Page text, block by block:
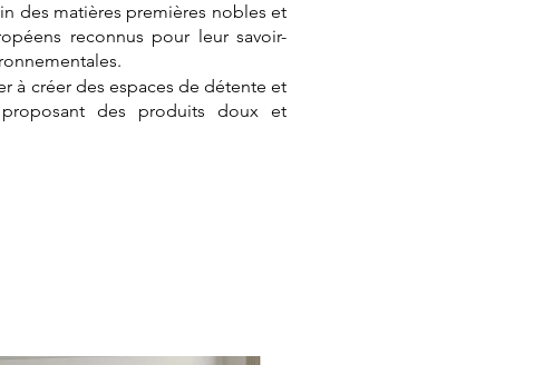
des matières premières nobles et
reconnus pour leur savoir-
à créer des espaces de détente et
des produits doux et